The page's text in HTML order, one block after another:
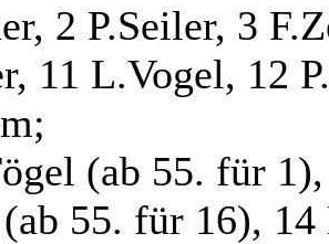
2 P.Seiler, 3
11 L.Vogel, 12
(ab 55. für
55. für 16),